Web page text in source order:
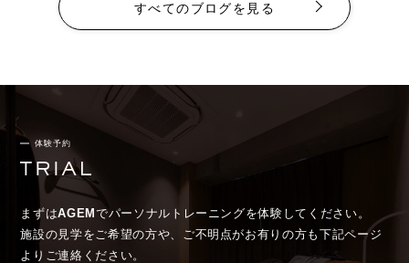
すべてのブログを見る
体験予約
まずはAGEM でパーソナルトレーニングを体験してください。
施設の見学をご希望の方や、ご不明点がお有りの方も下記ページ
よりご連絡ください。